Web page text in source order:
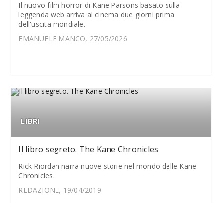
Il nuovo film horror di Kane Parsons basato sulla
leggenda web arriva al cinema due giorni prima
dell'uscita mondiale.
EMANUELE MANCO, 27/05/2026
LIBRI
Il libro segreto. The Kane Chronicles
Rick Riordan narra nuove storie nel mondo delle Kane
Chronicles.
REDAZIONE, 19/04/2019